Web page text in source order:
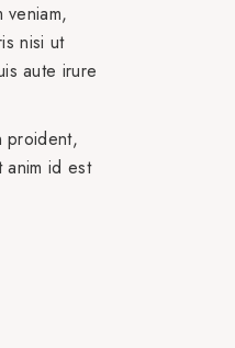
veniam,
nisi ut
aute irure
proident,
anim id est